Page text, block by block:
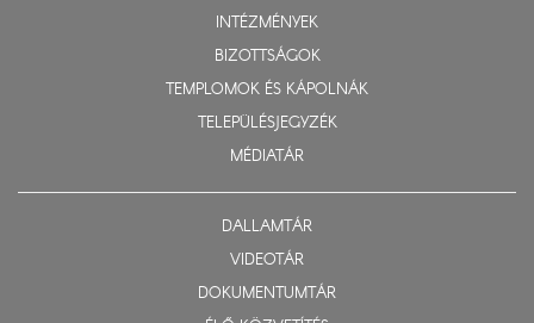
INTÉZMÉNYEK
BIZOTTSÁGOK
TEMPLOMOK ÉS KÁPOLNÁK
TELEPÜLÉSJEGYZÉK
MÉDIATÁR
DALLAMTÁR
VIDEOTÁR
DOKUMENTUMTÁR